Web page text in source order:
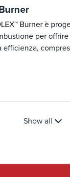
Burner è
per
efficienza,
Show all